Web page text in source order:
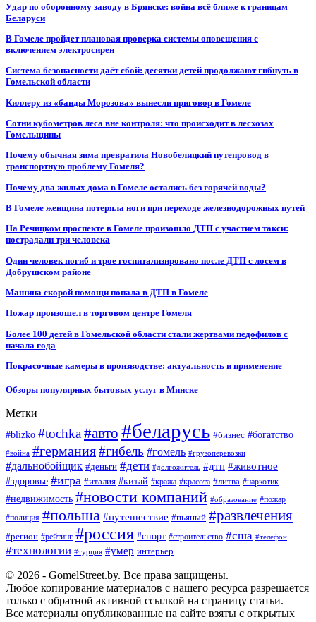
Удар по оборонному заводу в Брянске: война всё ближе к границам
Беларуси
В Гомеле пройдет плановая проверка системы оповещения с
включением электросирен
Система безопасности даёт сбой: десятки детей продолжают гибнуть в
Гомельской области
Киллеру из «банды Морозова» вынесли приговор в Гомеле
Сотни кубометров леса вне контроля: что происходит в лесхозах
Гомельщины
Почему обычная зима превратила Новобелицкий путепровод в
транспортную проблему Гомеля?
Почему два жилых дома в Гомеле остались без горячей воды?
В Гомеле женщина потеряла ноги при переходе железнодорожных путей
На Речицком проспекте в Гомеле произошло ДТП с участием такси:
пострадали три человека
Один человек погиб и трое госпитализировано после ДТП с лосем в
Добрушском районе
Машина скорой помощи попала в ДТП в Гомеле
Пожар произошел в торговом центре Гомеля
Более 100 детей в Гомельской области стали жертвами педофилов с
начала года
Покрасочные камеры в производстве: актуальность и применение
Обзоры популярных бытовых услуг в Минске
Метки
#blizko #tochka#авто #беларусь #бизнес #богатство
#война #германия#гибель #гомель #грузоперевозки
#дальнобойщик #деньги #дети #долгожитель #дтп #животное
#здоровье #игра #италия #китай #кража #красота #литва #наркотик
#недвижимость #новости компаний #образование #пожар
#полиция #польша #путешествие #пьяный #развлечения
#регион #рейтинг #россия #спорт #строительство #сша #телефон
#технологии #турция #умер интерьер
© 2026 - GomelStreet.by. Все права защищены.
Любое копирование материалов с нашего ресурса разрешается
только с обратной активной ссылкой на страницу статьи.
Все материалы опубликованные на сайте взяты с открытых